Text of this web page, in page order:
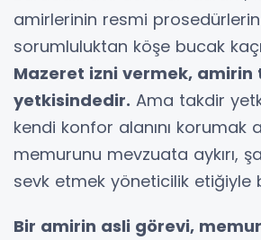
amirlerinin resmi
sorumluluktan köşe bucak
Mazeret izni vermek, amirin
yetkisindedir. Ama takdir
kendi konfor alanını korumak
memurunu mevzuata aykırı,
sevk etmek yöneticilik etiğiyle
Bir amirin asli görevi,